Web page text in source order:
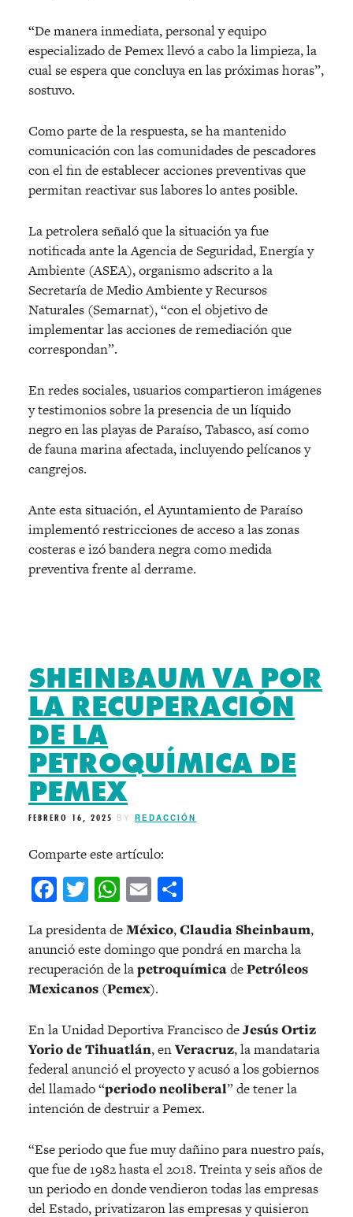
“De manera inmediata, personal y equipo
especializado de Pemex llevó a cabo la limpieza, la
cual se espera que concluya en las próximas horas”,
sostuvo.
Como parte de la respuesta, se ha mantenido
comunicación con las comunidades de pescadores
con el fin de establecer acciones preventivas que
permitan reactivar sus labores lo antes posible.
La petrolera señaló que la situación ya fue
notificada ante la Agencia de Seguridad, Energía y
Ambiente (ASEA), organismo adscrito a la
Secretaría de Medio Ambiente y Recursos
Naturales (Semarnat), “con el objetivo de
implementar las acciones de remediación que
correspondan”.
En redes sociales, usuarios compartieron imágenes
y testimonios sobre la presencia de un líquido
negro en las playas de Paraíso, Tabasco, así como
de fauna marina afectada, incluyendo pelícanos y
cangrejos.
Ante esta situación, el Ayuntamiento de Paraíso
implementó restricciones de acceso a las zonas
costeras e izó bandera negra como medida
preventiva frente al derrame.
SHEINBAUM VA POR
LA RECUPERACIÓN
DE LA
PETROQUÍMICA DE
PEMEX
FEBRERO 16, 2025 BY REDACCIÓN
Comparte este artículo:
Facebook
Twitter
WhatsApp
Email
La presidenta deMéxico,Claudia Sheinbaum,
anunció este domingo que pondrá en marcha la
recuperación de lapetroquímicadePetróleos
Mexicanos (Pemex).
En la Unidad Deportiva Francisco deJesús Ortiz
Yorio de Tihuatlán, enVeracruz, la mandataria
federal anunció el proyecto y acusó a los gobiernos
del llamado “periodo neoliberal” de tener la
intención de destruir a Pemex.
“Ese periodo que fue muy dañino para nuestro país,
que fue de 1982 hasta el 2018. Treinta y seis años de
un periodo en donde vendieron todas las empresas
del Estado, privatizaron las empresas y quisieron